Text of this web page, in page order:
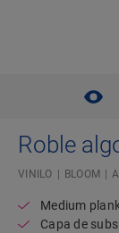
Roble
VINILO BLOOM
Medium
Capa de